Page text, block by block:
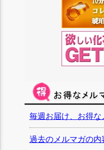
毎週お届け、お得な
過去のメルマガの内